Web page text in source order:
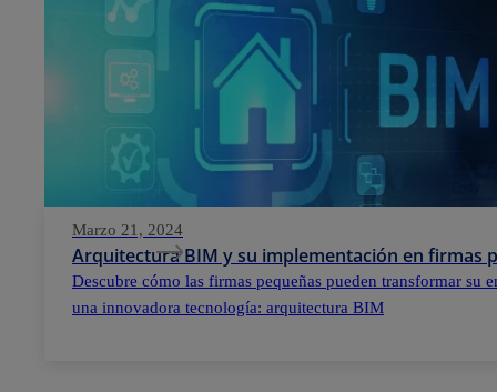
Marzo 21, 2024
Arquitectura BIM y su implementación en firmas
Descubre cómo las firmas pequeñas pueden transformar su
una innovadora tecnología: arquitectura BIM